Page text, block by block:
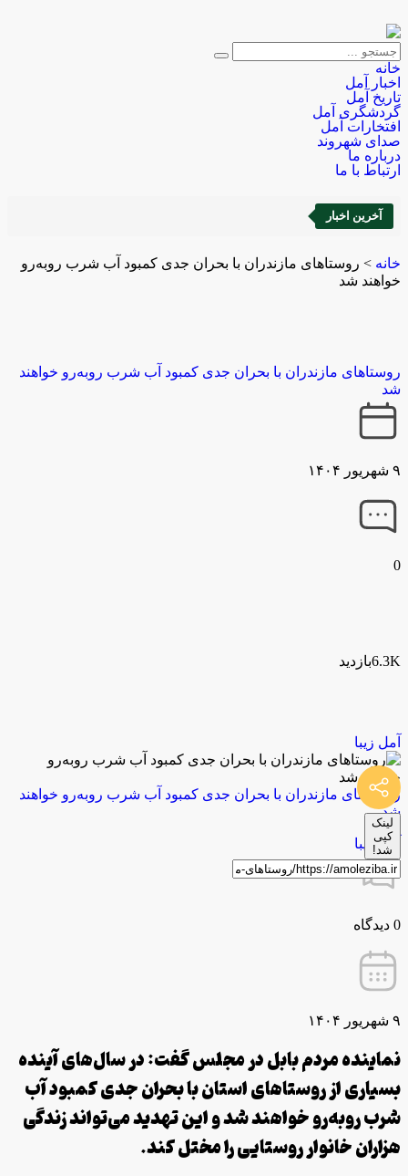
خانه
اخبار آمل
تاریخ آمل
گردشگری آمل
افتخارات آمل
صدای شهروند
درباره ما
ارتباط با ما
آخرین اخبار
خانه > ‌روستاهای مازندران با بحران جدی کمبود آب شرب روبه‌رو
خواهند شد‌
‌روستاهای مازندران با بحران جدی کمبود آب شرب روبه‌رو خواهند
شد‌
۹ شهریور ۱۴۰۴
0
6.3Kبازدید
آمل زیبا
لینک
کپی
شد!
‌روستاهای مازندران با بحران جدی کمبود آب شرب روبه‌رو خواهند
شد‌
توسط
آمل زیبا
0 دیدگاه
۹ شهریور ۱۴۰۴
نماینده مردم بابل در مجلس گفت: در سال‌های آینده
بسیاری از روستاهای استان با بحران جدی کمبود آب
شرب روبه‌رو خواهند شد و این تهدید می‌تواند زندگی
هزاران خانوار روستایی را مختل کند.